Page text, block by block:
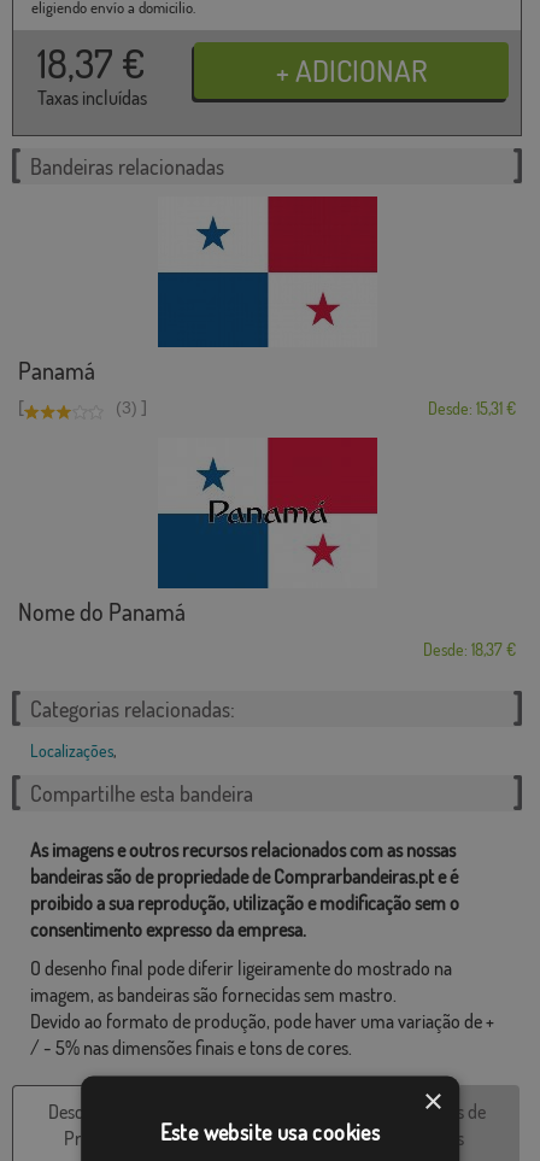
eligiendo envío a domicilio.
18,37 €
Taxas incluídas
Bandeiras relacionadas
Panamá
[ (3) ] Desde: 15,31 €
Nome do Panamá
Desde: 18,37 €
Categorias relacionadas:
Localizações,
Compartilhe esta bandeira
As imagens e outros recursos relacionados com as nossas
bandeiras são de propriedade de Comprarbandeiras.pt e é
proibido a sua reprodução, utilização e modificação sem o
consentimento expresso da empresa.
O desenho final pode diferir ligeiramente do mostrado na
imagem, as bandeiras são fornecidas sem mastro.
Devido ao formato de produção, pode haver uma variação de +
/ - 5% nas dimensões finais e tons de cores.
Descrição do
Produto
técnicas
Avaliações de
clientes
×
Este website usa cookies